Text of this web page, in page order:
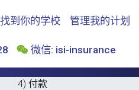
找到你的学校 管理我的计划
微信: isi-insurance
4) 付款